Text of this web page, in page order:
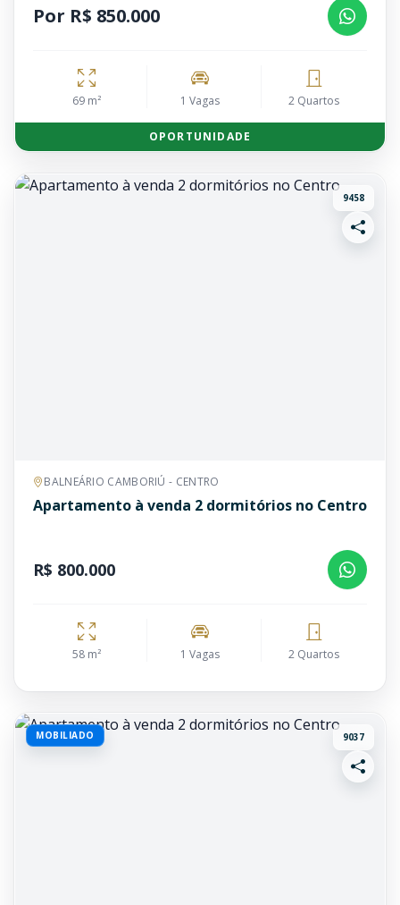
Por R$ 850.000
69 m² 1 Vagas 2 Quartos
OPORTUNIDADE
9458
BALNEÁRIO CAMBORIÚ - CENTRO
Apartamento à venda 2 dormitórios no Centro
R$ 800.000
58 m² 1 Vagas 2 Quartos
MOBILIADO 9037